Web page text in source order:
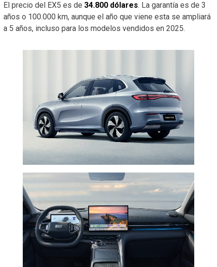
El precio del EX5 es de 34.800 dólares. La garantía es de 3
años o 100.000 km, aunque el año que viene esta se ampliará
a 5 años, incluso para los modelos vendidos en 2025.